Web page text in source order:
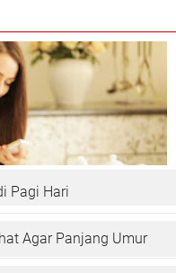
Pagi Hari
Agar Panjang Umur